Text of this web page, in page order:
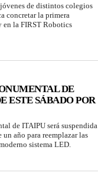
de distintos colegios
concretar la primera
en la FIRST Robotics
DE
ESTE SÁBADO POR
de ITAIPU será suspendida
año para reemplazar las
sistema LED.